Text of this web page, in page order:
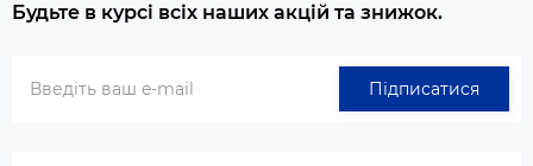
Будьте в курсі всіх наших акцій та знижок.
Підписатися